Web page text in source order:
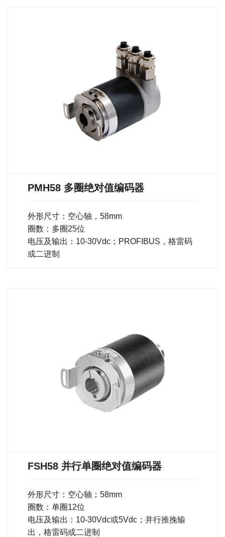
PMH58 多圈绝对值编码器
外形尺寸：空心轴，58mm
圈数：多圈25位
电压及输出：10-30Vdc；PROFIBUS，格雷码
或二进制
FSH58 并行单圈绝对值编码器
外形尺寸：空心轴；58mm
圈数：单圈12位
电压及输出：10-30Vdc或5Vdc；并行推挽输
出，格雷码或二进制